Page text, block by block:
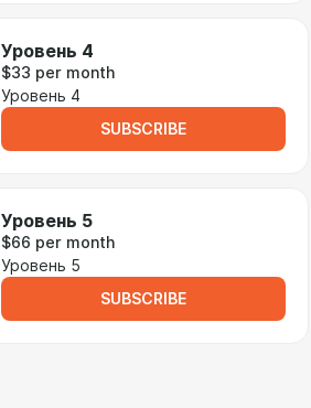
Уровень 4
$33 per month
Уровень 4
SUBSCRIBE
Уровень 5
$66 per month
Уровень 5
SUBSCRIBE